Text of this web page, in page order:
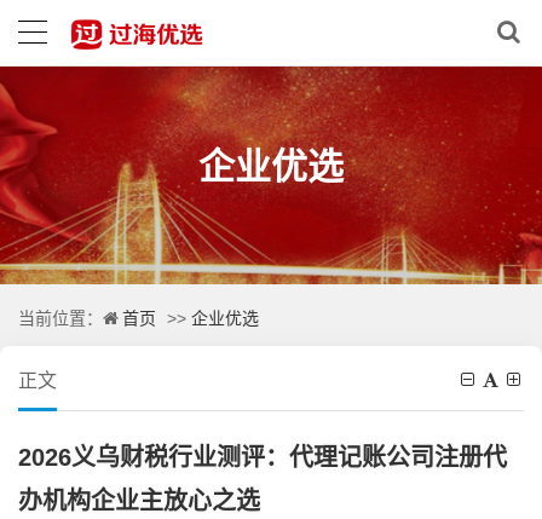
企业优选
当前位置： 首页 >> 企业优选
正文
2026义乌财税行业测评：代理记账公司注册代
办机构企业主放心之选